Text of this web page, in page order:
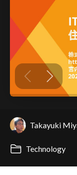
Takayuki
Technology